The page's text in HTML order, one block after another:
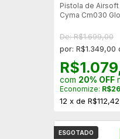
Pistola de Airsoft
Cyma Cm030
De: R$1.699,00
por: R$1.349,00
com 20% OFF
Economize:
12 x de R$112,42
ESGOTADO